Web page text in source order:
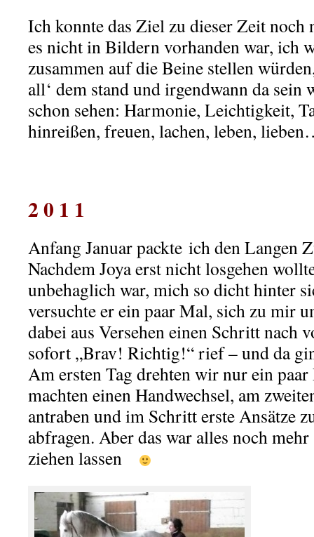
Ich konnte das Ziel zu dieser Zeit noch
es nicht in Bildern vorhanden war, ich
zusammen auf die Beine stellen
all‘ dem stand und irgendwann da sein
schon sehen: Harmonie, Leichtigkeit,
hinreißen, freuen, lachen, leben,
2 0 1 1
Anfang Januar packte ich den Langen
Nachdem Joya erst nicht losgehen
unbehaglich war, mich so dicht hinter
versuchte er ein paar Mal, sich zu mir
dabei aus Versehen einen Schritt nach
sofort „Brav! Richtig!“ rief – und da
Am ersten Tag drehten wir nur ein
machten einen Handwechsel, am
antraben und im Schritt erste Ansätze
abfragen. Aber das war alles noch
ziehen lassen